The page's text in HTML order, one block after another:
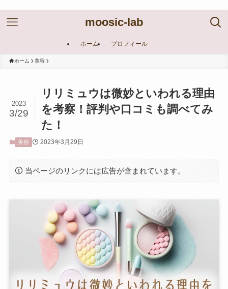
moosic-lab
ホーム プロフィール
ホーム 美容
リリミュウは微妙といわれる理由
を考察！評判や口コミも調べてみ
た！
2023
3/29
美容 2023年3月29日
当ページのリンクには広告が含まれています。